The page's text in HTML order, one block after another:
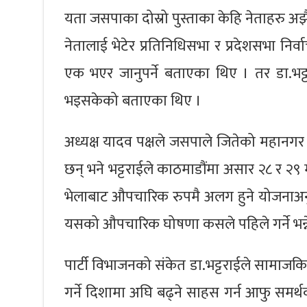
यता जसपाका दोस्रो पुस्ताका केहि नेताहरु
नेतालाई भेटेर प्रतिनिधिसभा र प्रदेशसभा
एक भएर जानुपर्ने बताएका थिए । तर
भइसकेको बताएका थिए ।
अध्यक्ष यादव पक्षले जसपाले जितेको
छन् भने भट्टराईले काठमाडौंमा असार २८ र
भेलाबाट औपचारिक रुपमै अलग हुने
यसको औपचारिक घोषणा कसले पहिले गर्ने
पार्टी विभाजनको संकेत डा.भट्टराईले
गर्ने दिशामा अघि बढ्ने साहस गर्न आफु